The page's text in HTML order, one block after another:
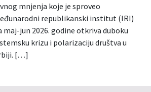
mnjenja koje je sproveo
republikanski institut (IRI)
maj-jun 2026. godine otkriva duboku
krizu i polarizaciju društva u
[…]